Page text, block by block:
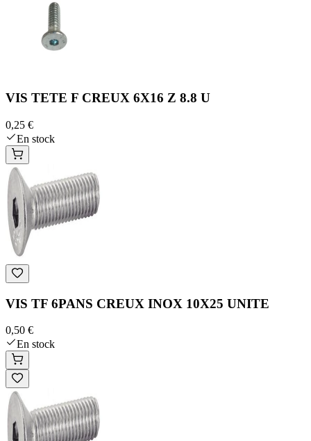
VIS TETE F CREUX 6X16 Z 8.8 U
0,25 €
En stock
VIS TF 6PANS CREUX INOX 10X25 UNITE
0,50 €
En stock